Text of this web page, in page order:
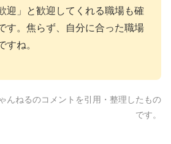
迎」と歓迎してくれる職場も確
す。焦らず、自分に合った職場
すね。
んねるのコメントを引用・整理したもの
です。